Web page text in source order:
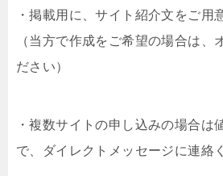
・掲載用に、サイト紹介文をご用
（当方で作成をご希望の場合は、
ださい）
・複数サイトの申し込みの場合は
で、ダイレクトメッセージに連絡